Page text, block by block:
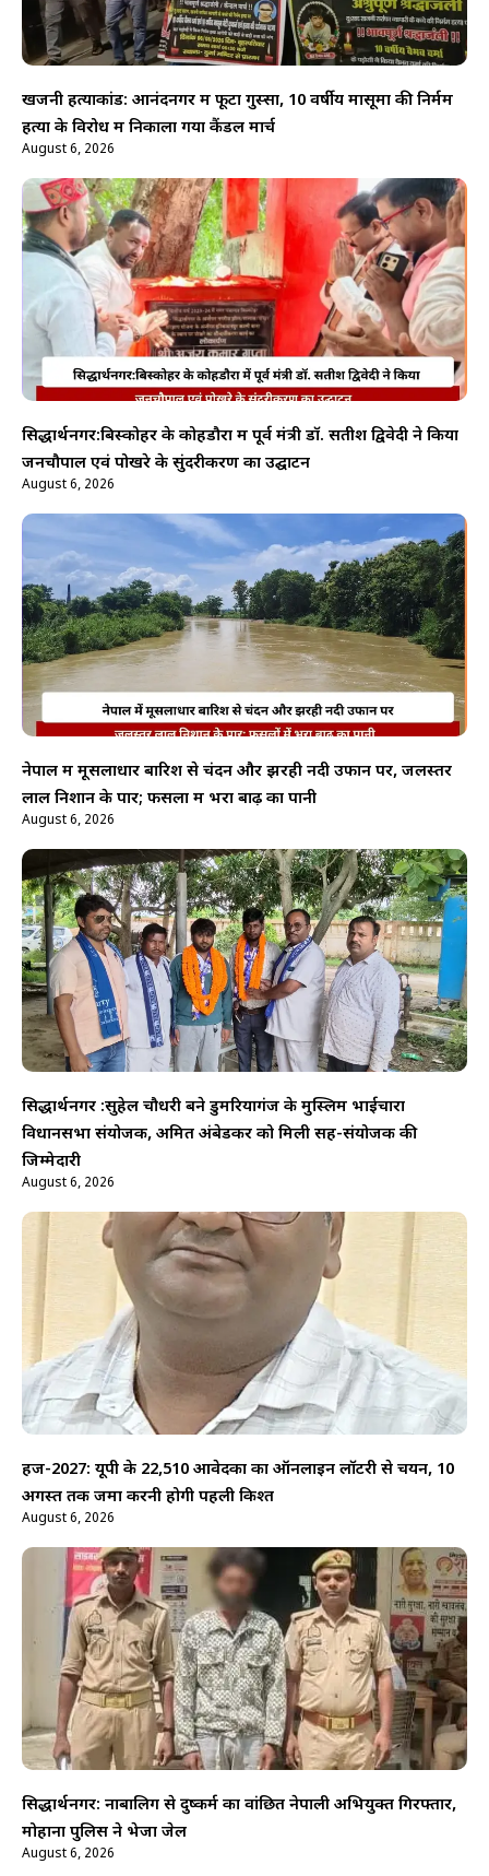
खजनी हत्याकांड: आनंदनगर में फूटा गुस्सा, 10 वर्षीय मासूमों की निर्मम
हत्या के विरोध में निकाला गया कैंडल मार्च
August 6, 2026
सिद्धार्थनगर:बिस्कोहर के कोहडौरा में पूर्व मंत्री डॉ. सतीश द्विवेदी ने किया
जनचौपाल एवं पोखरे के सुंदरीकरण का उद्घाटन
August 6, 2026
नेपाल में मूसलाधार बारिश से चंदन और झरही नदी उफान पर, जलस्तर
लाल निशान के पार; फसलों में भरा बाढ़ का पानी
August 6, 2026
सिद्धार्थनगर :सुहेल चौधरी बने डुमरियागंज के मुस्लिम भाईचारा
विधानसभा संयोजक, अमित अंबेडकर को मिली सह-संयोजक की
जिम्मेदारी
August 6, 2026
हज-2027: यूपी के 22,510 आवेदकों का ऑनलाइन लॉटरी से चयन, 10
अगस्त तक जमा करनी होगी पहली किश्त
August 6, 2026
सिद्धार्थनगर: नाबालिग से दुष्कर्म का वांछित नेपाली अभियुक्त गिरफ्तार,
मोहाना पुलिस ने भेजा जेल
August 6, 2026